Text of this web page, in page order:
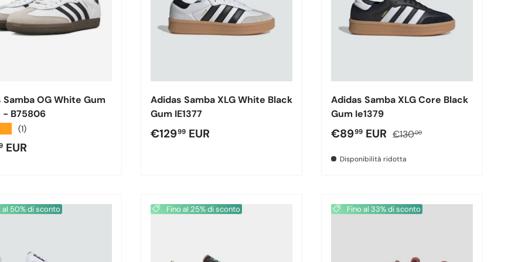
Samba OG White Gum
- B75806
(1)
normale
EUR
Adidas Samba XLG White Black
Gum IE1377
Prezzo normale
€12999 EUR
Adidas Samba XLG Core Black
Gum Ie1379
Prezzo di vendita
€8999 EUR Prezzo normale
€13000
Disponibilità ridotta
al 50% di sconto Fino al 25% di sconto Fino al 33% di sconto